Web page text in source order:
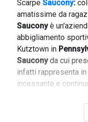
Scarpe Saucony:
amatissime da
Sauconyè
abbigliamento
Kutztown in
Sauconyda cui
infatti rappresenta
incessante e
sportive per
esporta in tutto il